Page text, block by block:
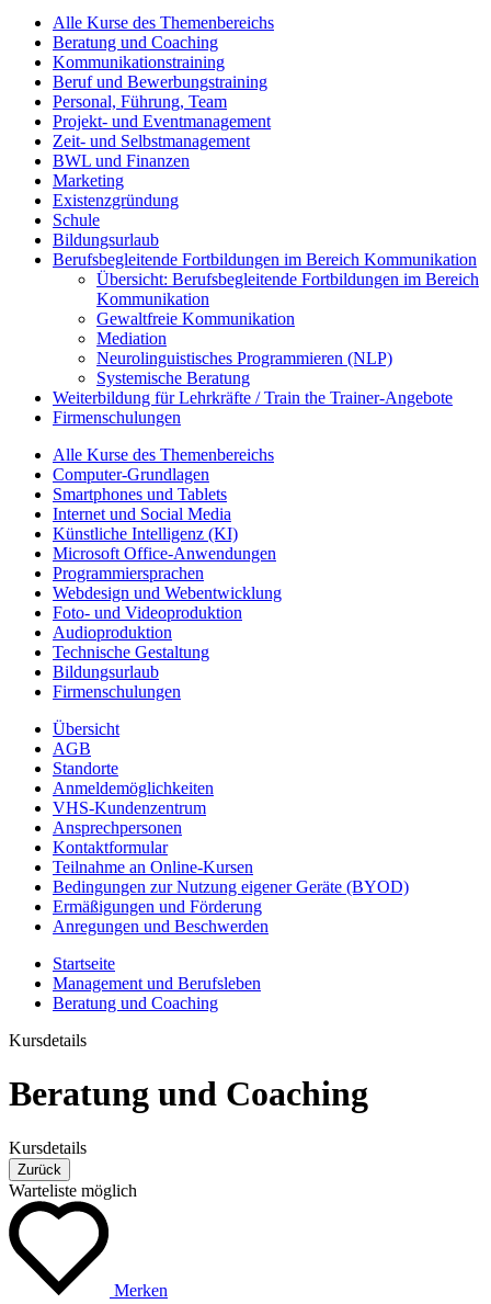
Alle Kurse des Themenbereichs
Beratung und Coaching
Kommunikationstraining
Beruf und Bewerbungstraining
Personal, Führung, Team
Projekt- und Eventmanagement
Zeit- und Selbstmanagement
BWL und Finanzen
Marketing
Existenzgründung
Schule
Bildungsurlaub
Berufsbegleitende Fortbildungen im Bereich Kommunikation
Übersicht: Berufsbegleitende Fortbildungen im Bereich
Kommunikation
Gewaltfreie Kommunikation
Mediation
Neurolinguistisches Programmieren (NLP)
Systemische Beratung
Weiterbildung für Lehrkräfte / Train the Trainer-Angebote
Firmenschulungen
Alle Kurse des Themenbereichs
Computer-Grundlagen
Smartphones und Tablets
Internet und Social Media
Künstliche Intelligenz (KI)
Microsoft Office-Anwendungen
Programmiersprachen
Webdesign und Webentwicklung
Foto- und Videoproduktion
Audioproduktion
Technische Gestaltung
Bildungsurlaub
Firmenschulungen
Übersicht
AGB
Standorte
Anmeldemöglichkeiten
VHS-Kundenzentrum
Ansprechpersonen
Kontaktformular
Teilnahme an Online-Kursen
Bedingungen zur Nutzung eigener Geräte (BYOD)
Ermäßigungen und Förderung
Anregungen und Beschwerden
Startseite
Management und Berufsleben
Beratung und Coaching
Kursdetails
Beratung und Coaching
Kursdetails
Zurück
Warteliste möglich
Merken